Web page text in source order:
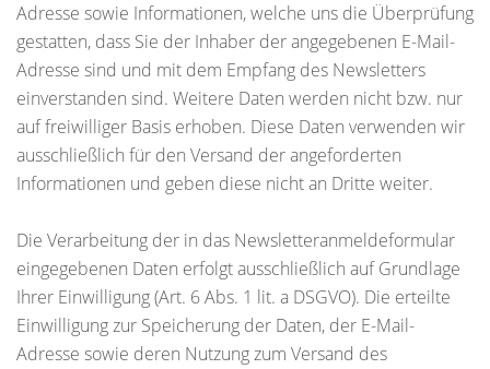
Adresse sowie Informationen, welche uns die Überprüfung
gestatten, dass Sie der Inhaber der angegebenen E-Mail-
Adresse sind und mit dem Empfang des Newsletters
einverstanden sind. Weitere Daten werden nicht bzw. nur
auf freiwilliger Basis erhoben. Diese Daten verwenden wir
ausschließlich für den Versand der angeforderten
Informationen und geben diese nicht an Dritte weiter.
Die Verarbeitung der in das Newsletteranmeldeformular
eingegebenen Daten erfolgt ausschließlich auf Grundlage
Ihrer Einwilligung (Art. 6 Abs. 1 lit. a DSGVO). Die erteilte
Einwilligung zur Speicherung der Daten, der E-Mail-
Adresse sowie deren Nutzung zum Versand des